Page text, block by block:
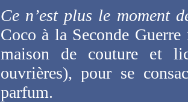
Ce n’est plus le moment
Coco à la Seconde
maison de couture et
ouvrières), pour se
parfum.